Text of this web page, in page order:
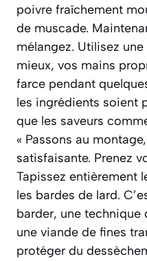
poivre fraîchement
de muscade.
mélangez. Utilisez
mieux, vos mains
farce pendant
les ingrédients soient
que les saveurs
« Passons au
satisfaisante. Prenez
Tapissez entièrement
les bardes de lard.
barder, une
une viande de fines
protéger du